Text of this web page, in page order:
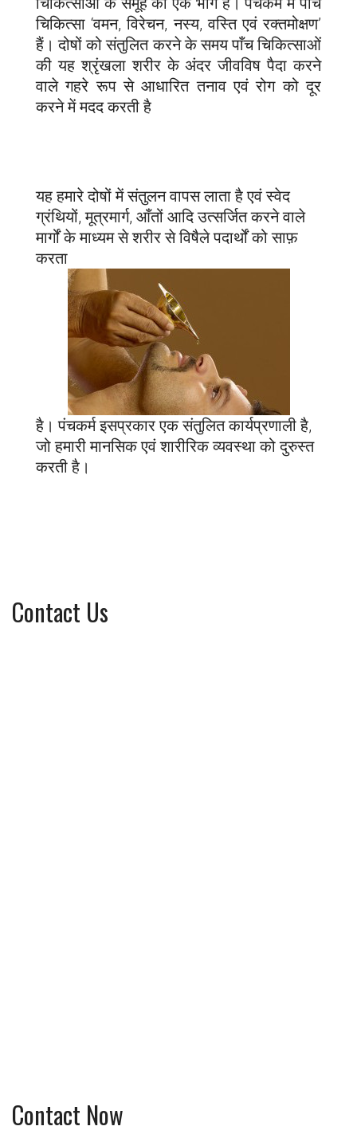
चिकित्सा ‘वमन, विरेचन, नस्य, वस्ति एवं रक्तमोक्षण’
हैं। दोषों को संतुलित करने के समय पाँच चिकित्साओं
की यह श्रृंखला शरीर के अंदर जीवविष पैदा करने
वाले गहरे रूप से आधारित तनाव एवं रोग को दूर
करने में मदद करती है
यह हमारे दोषों में संतुलन वापस लाता है एवं स्वेद
ग्रंथियों, मूत्रमार्ग, आँतों आदि उत्सर्जित करने वाले
मार्गों के माध्यम से शरीर से विषैले पदार्थों को साफ़
करता
है। पंचकर्म इसप्रकार एक संतुलित कार्यप्रणाली है,
जो हमारी मानसिक एवं शारीरिक व्यवस्था को दुरुस्त
करती है।
Contact Us
Contact Now